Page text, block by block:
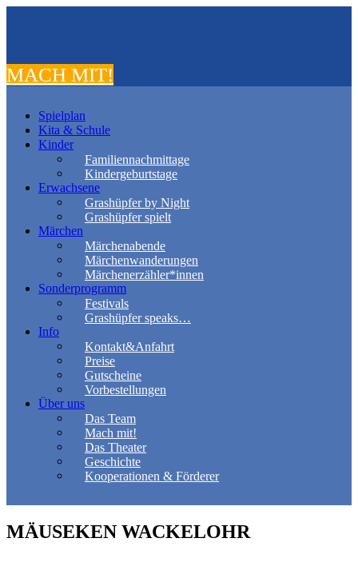
MACH MIT!
Spielplan
Kita & Schule
Kinder
Familiennachmittage
Kindergeburtstage
Erwachsene
Grashüpfer by Night
Grashüpfer spielt
Märchen
Märchenabende
Märchenwanderungen
Märchenerzähler*innen
Sonderprogramm
Festivals
Grashüpfer speaks…
Info
Kontakt&Anfahrt
Preise
Gutscheine
Vorbestellungen
Über uns
Das Team
Mach mit!
Das Theater
Geschichte
Kooperationen & Förderer
MÄUSEKEN WACKELOHR